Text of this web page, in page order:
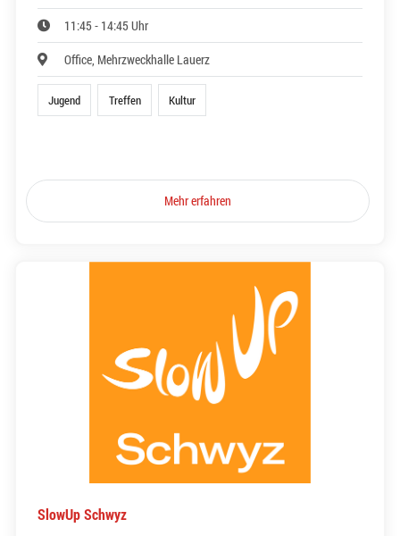
11:45 - 14:45 Uhr
Office, Mehrzweckhalle Lauerz
Jugend Treffen Kultur
Mehr erfahren
SlowUp Schwyz